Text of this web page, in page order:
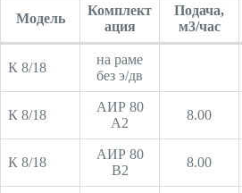
Модель
Комплект
ация
Подача,
м3/час
К 8/18
на раме
без э/дв
К 8/18
АИР 80
А2
8.00
К 8/18
АИР 80
В2
8.00